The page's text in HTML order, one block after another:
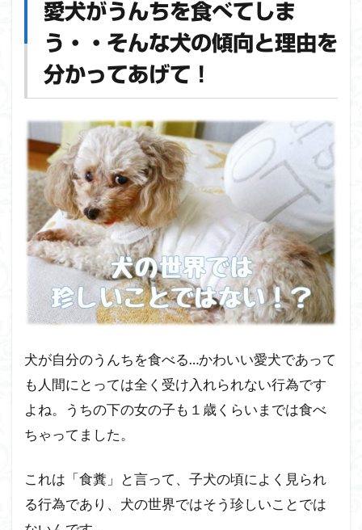
しま
う・・
そんな
犬の傾
向と理
由を分
て！
1.1
ウン
チを
食べ
てし
まう
犬の
傾向
につ
1.2
オス犬
べてし
まうこ
その理
由と
愛犬がうんちを食べてしま
う・・そんな犬の傾向と理由を
分かってあげて！
犬が自分のうんちを食べる…かわいい愛犬であって
も人間にとっては全く受け入れられない行為です
よね。うちの下の女の子も１歳くらいまでは食べ
ちゃってました。
これは「食糞」と言って、子犬の頃によく見られ
る行為であり、犬の世界ではそう珍しいことでは